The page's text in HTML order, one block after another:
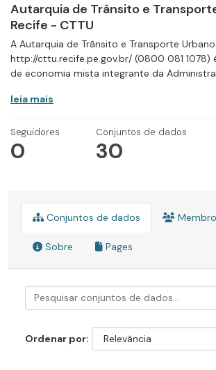
Autarquia de Trânsito e
Recife - CTTU
A Autarquia de Trânsito e Transporte
http://cttu.recife.pe.gov.br/ (0800 081 1078)
de economia mista integrante da
leia mais
Seguidores
0
Conjuntos de dados
30
Conjuntos de dados
Sobre Pages
Ordenar por